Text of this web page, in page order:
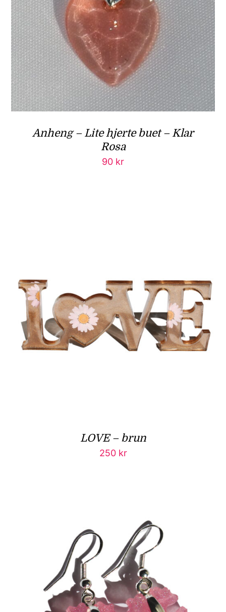
Anheng – Lite hjerte buet – Klar
Rosa
90 kr
LOVE – brun
250 kr